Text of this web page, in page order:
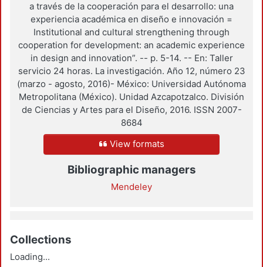
a través de la cooperación para el desarrollo: una
experiencia académica en diseño e innovación =
Institutional and cultural strengthening through
cooperation for development: an academic experience
in design and innovation”. -- p. 5-14. -- En: Taller
servicio 24 horas. La investigación. Año 12, número 23
(marzo - agosto, 2016)- México: Universidad Autónoma
Metropolitana (México). Unidad Azcapotzalco. División
de Ciencias y Artes para el Diseño, 2016. ISSN 2007-
8684
View formats
Bibliographic managers
Mendeley
Collections
Loading...